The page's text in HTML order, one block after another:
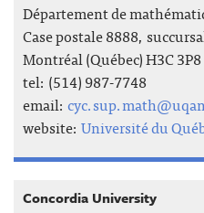
Département de
Case postale 8888,
Montréal (Québec) H3C 3P8
tel: (514) 987-7748
email:
website: Université du
Concordia University